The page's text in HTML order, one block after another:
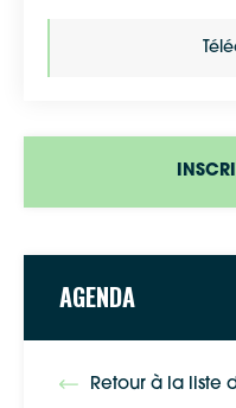
AGENDA
Retour à la liste